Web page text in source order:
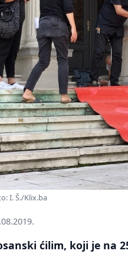
I. Š./Klix.ba
ćilim, koji je na